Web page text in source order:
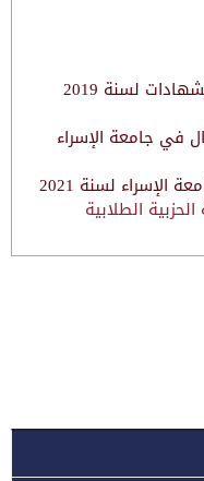
لسنة 2019
في جامعة الإسراء
لسنة 2021
الطلابية